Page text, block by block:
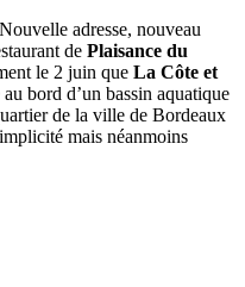
adresse, nouveau
de Plaisance du
le 2 juin que La Côte et
bord d’un bassin aquatique
de la ville de Bordeaux
mais néanmoins